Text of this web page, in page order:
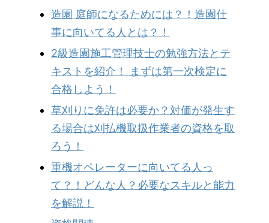
造園 庭師になるためには？！造園仕
事に向いてる人とは？！
2級造園施工管理技士の勉強方法とテ
キストを紹介！ まずは第一次検定に
合格しよう！
草刈りに免許は必要か？対価が発生す
る場合は刈払機取扱作業者の資格を取
ろう！
重機オペレーターに向いてる人っ
て？！どんな人？必要なスキルと能力
を解説！